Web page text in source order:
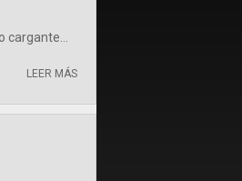
LEER MÁS